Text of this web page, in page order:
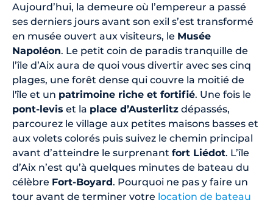
Aujourd’hui, la demeure où l’empereur a passé
ses derniers jours avant son exil s’est transformé
en musée ouvert aux visiteurs, le Musée
Napoléon. Le petit coin de paradis tranquille de
l’île d’Aix aura de quoi vous divertir avec ses cinq
plages, une forêt dense qui couvre la moitié de
l'île et un patrimoine riche et fortifié. Une fois le
pont-levis et la place d’Austerlitz dépassés,
parcourez le village aux petites maisons basses et
aux volets colorés puis suivez le chemin principal
avant d’atteindre le surprenant fort Liédot. L’île
d’Aix n’est qu’à quelques minutes de bateau du
célèbre Fort-Boyard. Pourquoi ne pas y faire un
tour avant de terminer votre location de bateau